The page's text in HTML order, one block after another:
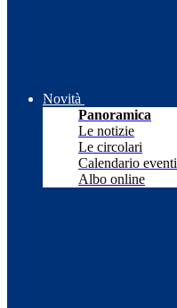
Novità
Panoramica
Le notizie
Le circolari
Calendario eventi
Albo online